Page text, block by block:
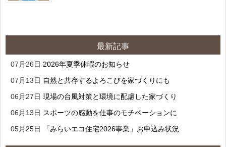
最新記事
07月26日 2026年夏季休暇のお知らせ
07月13日 自然と共存するよろこびを家づくりにも
06月27日 現場の台風対策と環境に配慮した家づくり
06月13日 スポーツの感動を仕事のモチベーションに
05月25日
「みらいエコ住宅2026事業」お申込み状況